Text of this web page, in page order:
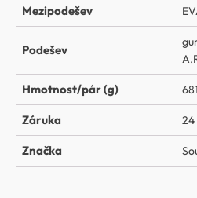
Mezipodešev
Podešev
Hmotnost/pár (g) 681
Záruka 24
Značka